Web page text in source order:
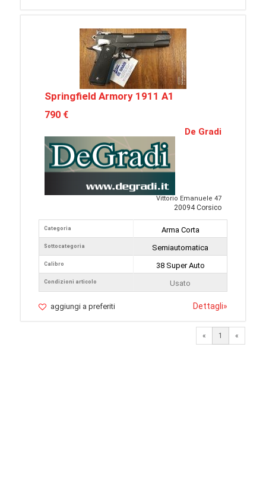
Springfield Armory 1911 A1
790 €
De Gradi
Vittorio Emanuele 47
20094 Corsico
Categoria
Sottocategoria
Calibro
Condizioni articolo
Arma Corta
Semiautomatica
38 Super Auto
Usato
aggiungi a preferiti Dettagli»
« 1 «